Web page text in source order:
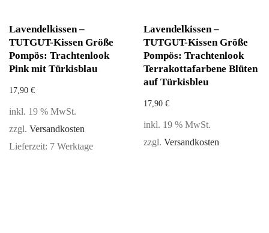
Lavendelkissen –
TUTGUT-Kissen Größe
Pompös: Trachtenlook
Pink mit Türkisblau
17,90 €
inkl. 19 % MwSt.
zzgl. Versandkosten
Lieferzeit: 7 Werktage
Lavendelkissen –
TUTGUT-Kissen Größe
Pompös: Trachtenlook
Terrakottafarbene Blüten
auf Türkisbleu
17,90 €
inkl. 19 % MwSt.
zzgl. Versandkosten